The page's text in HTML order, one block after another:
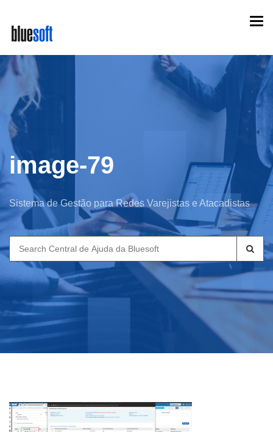
main
content
image-79
Sistema de Gestão para Redes Varejistas e Atacadistas
Search
for: